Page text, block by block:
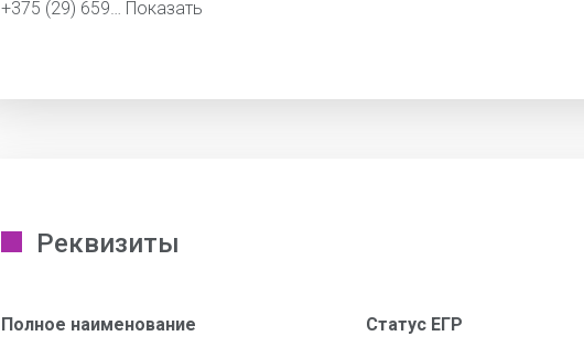
+375 (29) 659… Показать
Реквизиты
Полное наименование
Статус ЕГР